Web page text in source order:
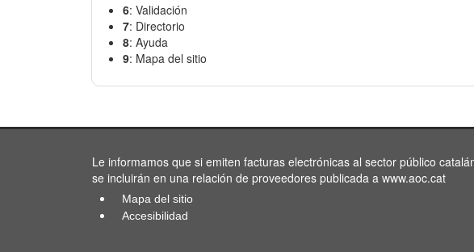
6: Validación
7: Directorio
8: Ayuda
9: Mapa del sitio
Le informamos que si emiten facturas electrónicas al sector público
se incluirán en una relación de proveedores publicada a www.aoc.cat
Mapa del sitio
Accesibilidad